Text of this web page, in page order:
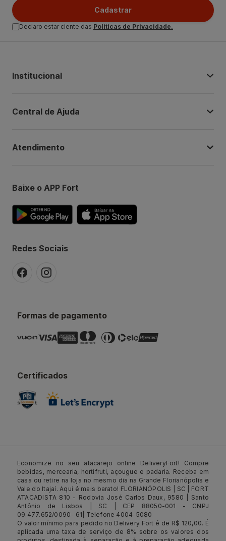
Cadastrar
Declaro estar ciente das Politicas de Privacidade.
Institucional
Central de Ajuda
Atendimento
Baixe o APP Fort
Redes Sociais
Formas de pagamento
Certificados
Economize no seu atacarejo online DeliveryFort! Compre
bebidas, mercearia, hortifruti, açougue e padaria. Receba em
casa ou retire na loja no mesmo dia na Grande Florianópolis e
Vale do Itajaí. Aqui é mais barato! FLORIANÓPOLIS | SC | FORT
ATACADISTA 810 - Rodovia José Carlos Daux, 9580 | Santo
Antônio de Lisboa | SC | CEP 88050-001 - CNPJ
09.477.652/0090- 61| Telefone 4004-5080
O valor mínimo para pedido no Delivery Fort é de R$ 120,00. É
aplicada uma taxa de serviço de 8% sobre os valores dos